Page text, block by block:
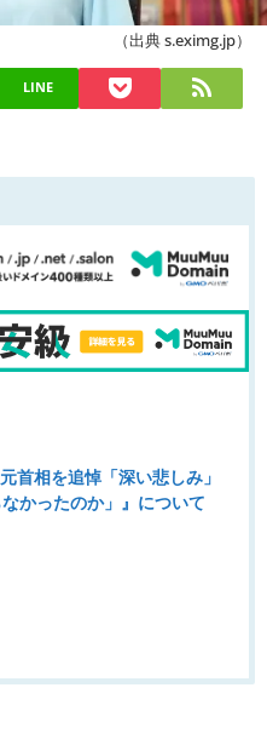
（出典 s.eximg.jp）
LINE
首相を追悼「深い悲しみ」
かったのか」』について